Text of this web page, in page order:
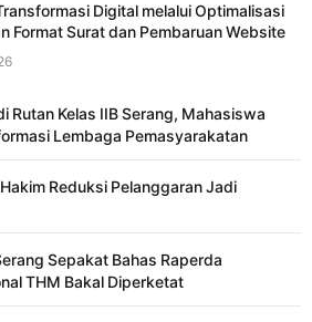
Digital melalui Optimalisasi
Format Surat dan Pembaruan Website
Rutan Kelas IIB Serang, Mahasiswa
Lembaga Pemasyarakatan
Reduksi Pelanggaran Jadi
Sepakat Bahas Raperda
THM Bakal Diperketat